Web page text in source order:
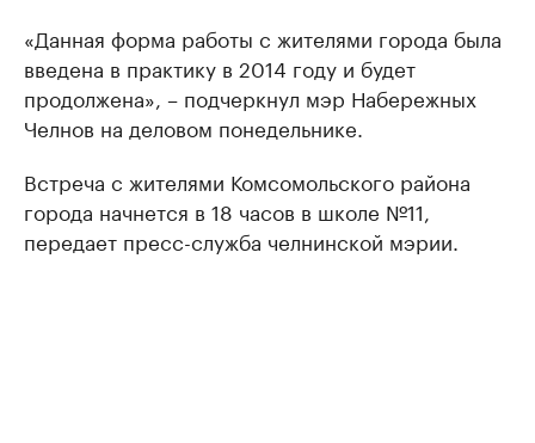
«Данная форма работы с жителями города была
введена в практику в 2014 году и будет
продолжена», – подчеркнул мэр Набережных
Челнов на деловом понедельнике.
Встреча с жителями Комсомольского района
города начнется в 18 часов в школе №11,
передает пресс-служба челнинской мэрии.